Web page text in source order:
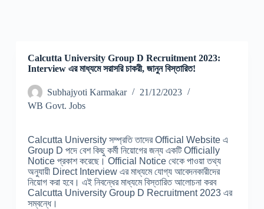
Calcutta University Group D Recruitment 2023:
Interview এর মাধ্যমে সরাসরি চাকরী, জানুন বিস্তারিত!
Subhajyoti Karmakar
21/12/2023
WB Govt. Jobs
Calcutta University সম্প্রতি তাদের Official Website এ
Group D পদে বেশ কিছু কর্মী নিয়োগের জন্য একটি Officially
Notice প্রকাশ করেছে। Official Notice থেকে পাওয়া তথ্য
অনুযায়ী Direct Interview এর মাধ্যমে যোগ্য আবেদনকারীদের
নিয়োগ করা হবে। এই নিবন্ধের মাধ্যমে বিস্তারিত আলোচনা করব
Calcutta University Group D Recruitment 2023 এর
সম্বন্ধে।